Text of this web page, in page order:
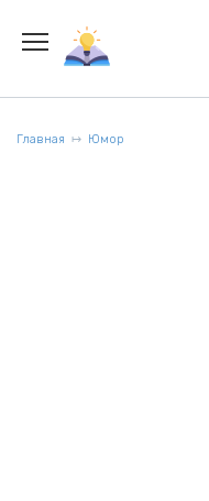
содержанию
Главная Юмор